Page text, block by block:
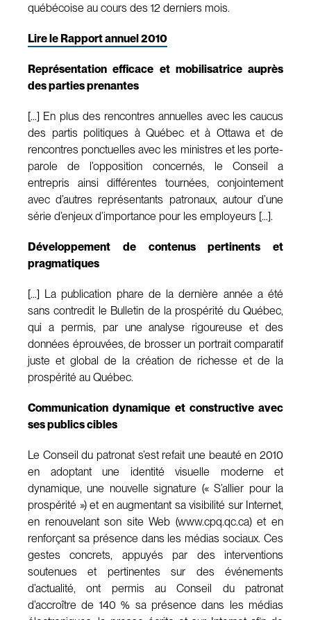
québécoise au cours des 12 derniers mois.
Lire le Rapport annuel 2010
Représentation efficace et mobilisatrice auprès
des parties prenantes
[…] En plus des rencontres annuelles avec les caucus
des partis politiques à Québec et à Ottawa et de
rencontres ponctuelles avec les ministres et les porte-
parole de l’opposition concernés, le Conseil a
entrepris ainsi différentes tournées, conjointement
avec d’autres représentants patronaux, autour d’une
série d’enjeux d’importance pour les employeurs […].
Développement de contenus pertinents et
pragmatiques
[…] La publication phare de la dernière année a été
sans contredit le Bulletin de la prospérité du Québec,
qui a permis, par une analyse rigoureuse et des
données éprouvées, de brosser un portrait comparatif
juste et global de la création de richesse et de la
prospérité au Québec.
Communication dynamique et constructive avec
ses publics cibles
Le Conseil du patronat s’est refait une beauté en 2010
en adoptant une identité visuelle moderne et
dynamique, une nouvelle signature (« S’allier pour la
prospérité ») et en augmentant sa visibilité sur Internet,
en renouvelant son site Web (www.cpq.qc.ca) et en
renforçant sa présence dans les médias sociaux. Ces
gestes concrets, appuyés par des interventions
soutenues et pertinentes sur des événements
d’actualité, ont permis au Conseil du patronat
d’accroître de 140 % sa présence dans les médias